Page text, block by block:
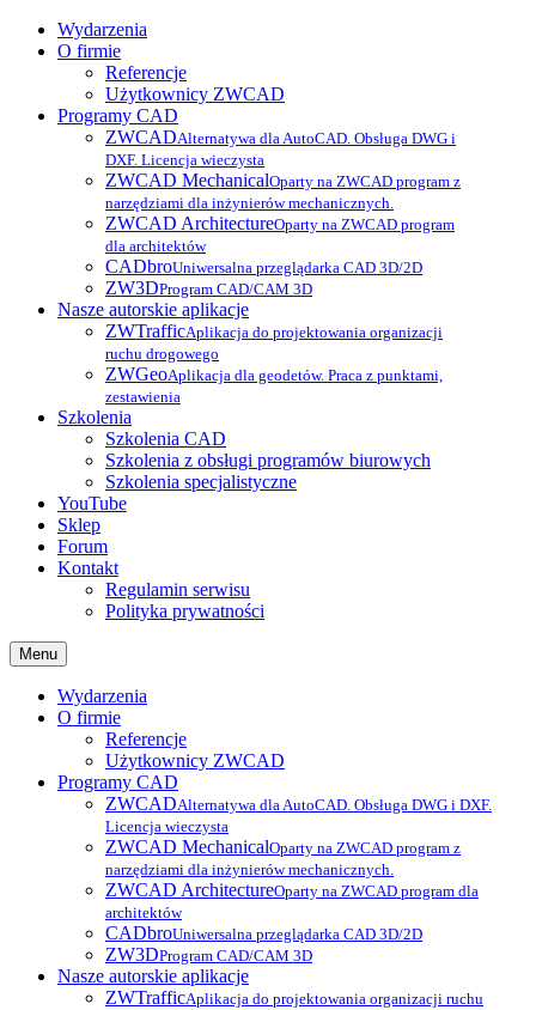
Wydarzenia
O firmie
Referencje
Użytkownicy ZWCAD
Programy CAD
ZWCADAlternatywa dla AutoCAD. Obsługa DWG i
DXF. Licencja wieczysta
ZWCAD MechanicalOparty na ZWCAD program z
narzędziami dla inżynierów mechanicznych.
ZWCAD ArchitectureOparty na ZWCAD program
dla architektów
CADbroUniwersalna przeglądarka CAD 3D/2D
ZW3DProgram CAD/CAM 3D
Nasze autorskie aplikacje
ZWTrafficAplikacja do projektowania organizacji
ruchu drogowego
ZWGeoAplikacja dla geodetów. Praca z punktami,
zestawienia
Szkolenia
Szkolenia CAD
Szkolenia z obsługi programów biurowych
Szkolenia specjalistyczne
YouTube
Sklep
Forum
Kontakt
Regulamin serwisu
Polityka prywatności
Menu
Wydarzenia
O firmie
Referencje
Użytkownicy ZWCAD
Programy CAD
ZWCADAlternatywa dla AutoCAD. Obsługa DWG i DXF.
Licencja wieczysta
ZWCAD MechanicalOparty na ZWCAD program z
narzędziami dla inżynierów mechanicznych.
ZWCAD ArchitectureOparty na ZWCAD program dla
architektów
CADbroUniwersalna przeglądarka CAD 3D/2D
ZW3DProgram CAD/CAM 3D
Nasze autorskie aplikacje
ZWTrafficAplikacja do projektowania organizacji ruchu